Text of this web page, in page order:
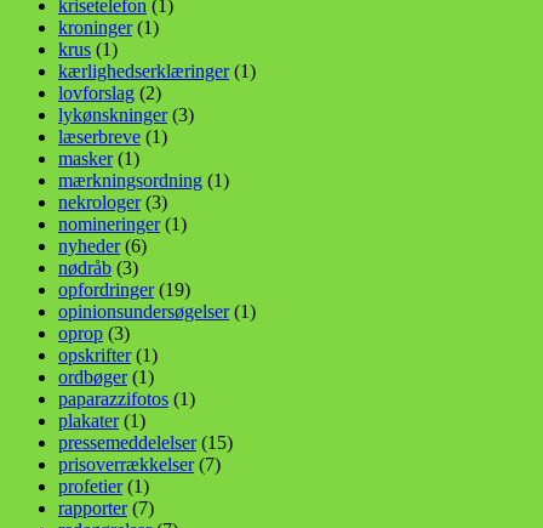
krisetelefon (1)
kroninger(1)
krus (1)
kærlighedserklæringer(1)
lovforslag (2)
lykønskninger(3)
læserbreve (1)
masker(1)
mærkningsordning (1)
nekrologer(3)
nomineringer(1)
nyheder(6)
nødråb (3)
opfordringer(19)
opinionsundersøgelser(1)
oprop (3)
opskrifter(1)
ordbøger(1)
paparazzifotos (1)
plakater(1)
pressemeddelelser(15)
prisoverrækkelser(7)
profetier(1)
rapporter(7)